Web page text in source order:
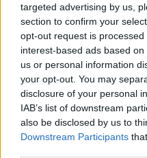
targeted advertising by us,
section to confirm your
opt-out request is
interest-based ads based
us or personal information
your opt-out. You may
disclosure of your personal
IAB’s list of downstream
also be disclosed by us to
Downstream Participants
ΚΑΛΛΙΘΕΑ | ΑΘΗΝΑ -
Πλήρης απασχόληση
06/08/2026
Προϊστάμενος Βάρδιας